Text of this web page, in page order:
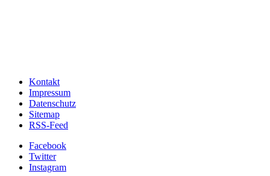
Kontakt
Impressum
Datenschutz
Sitemap
RSS-Feed
Facebook
Twitter
Instagram